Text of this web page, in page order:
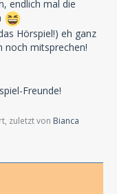
endlich mal die
Hörspiel!) eh ganz
noch mitsprechen!
Freunde!
zuletzt von Bianca